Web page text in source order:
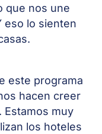
que nos une
eso lo sienten
este programa
hacen creer
Estamos muy
los hoteles